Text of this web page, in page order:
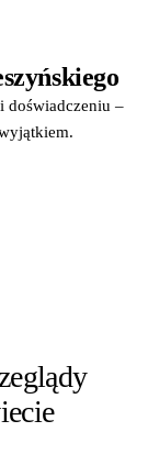
doświadczeniu –